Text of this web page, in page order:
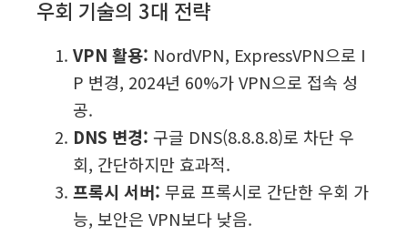
우회 기술의 3대 전략
VPN 활용: NordVPN, ExpressVPN으로 I
P 변경, 2024년 60%가 VPN으로 접속 성
공.
DNS 변경: 구글 DNS(8.8.8.8)로 차단 우
회, 간단하지만 효과적.
프록시 서버: 무료 프록시로 간단한 우회 가
능, 보안은 VPN보다 낮음.